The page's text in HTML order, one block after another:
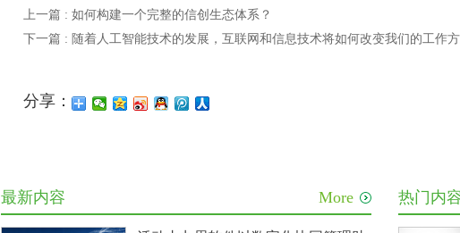
上一篇 : 如何构建一个完整的信创生态体系？
下一篇 : 随着人工智能技术的发展，互联网和信息技术将如何改变我们的工作方
分享：
最新内容 More 热门内